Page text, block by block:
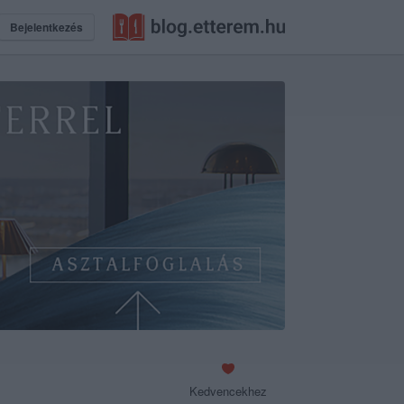
Bejelentkezés
Kedvencekhez